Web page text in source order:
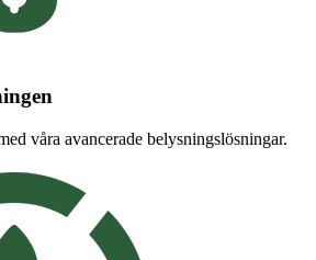
våra avancerade belysningslösningar.